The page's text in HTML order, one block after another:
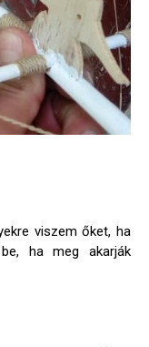
viszem őket, ha
ha meg akarják